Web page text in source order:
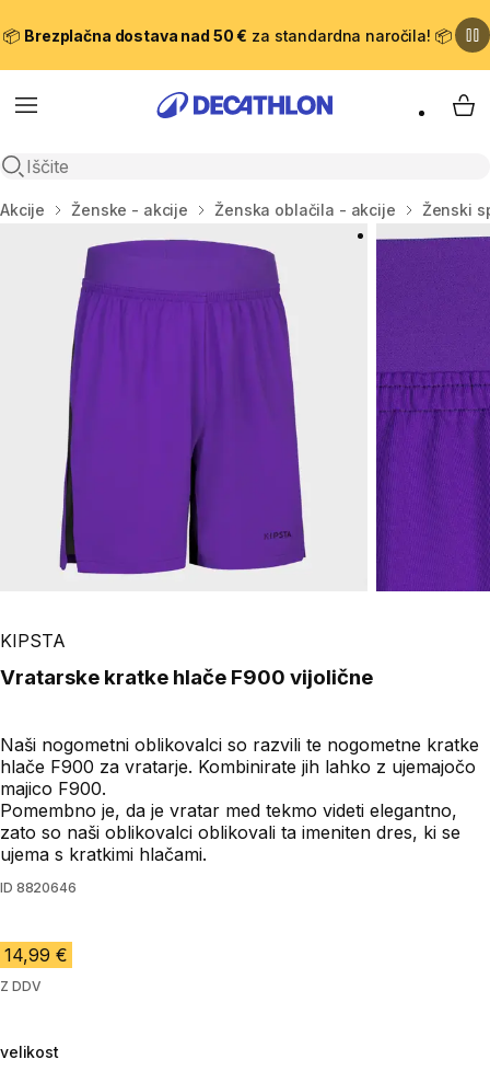
📦 Brezplačna dostava nad 50 € za standardna naročila! 📦
Meni
Odpri iskanje
Domov
Akcije Ženske - akcije Ženska oblačila - akcije Ženski
KIPSTA
Vratarske kratke hlače F900 vijolične
Naši nogometni oblikovalci so razvili te nogometne kratke
hlače F900 za vratarje. Kombinirate jih lahko z ujemajočo
majico F900.
Pomembno je, da je vratar med tekmo videti elegantno,
zato so naši oblikovalci oblikovali ta imeniten dres, ki se
ujema s kratkimi hlačami.
ID 8820646
14,99 €
Z DDV
velikost